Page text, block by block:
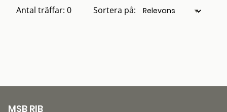
Antal träffar: 0 Sortera på:
MSB RIB